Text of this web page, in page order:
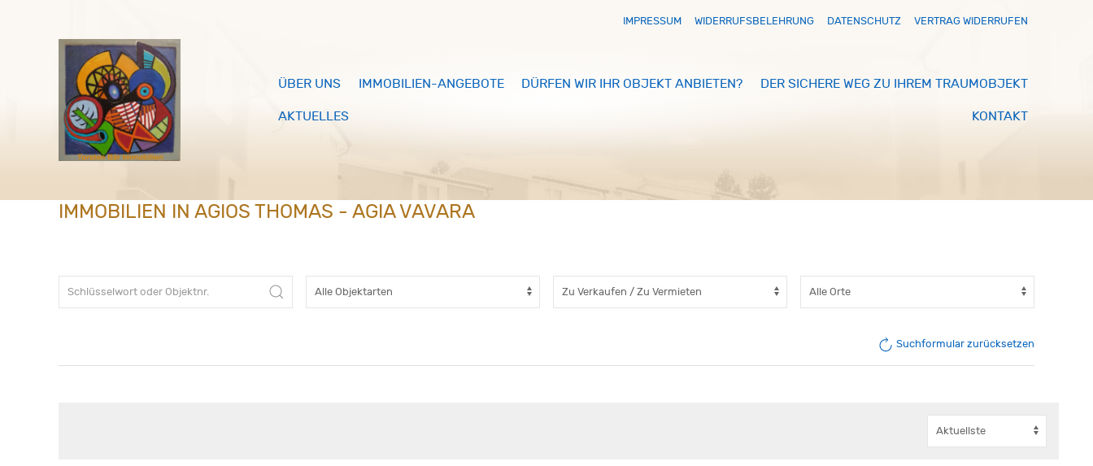
IMPRESSUM WIDERRUFSBELEHRUNG DATENSCHUTZ VERTRAG WIDERRUFEN
ÜBER UNS IMMOBILIEN-ANGEBOTE DÜRFEN WIR IHR OBJEKT ANBIETEN? DER SICHERE WEG ZU IHREM TRAUMOBJEKT
AKTUELLES KONTAKT
IMMOBILIEN IN AGIOS THOMAS - AGIA VAVARA
Suchformular zurücksetzen